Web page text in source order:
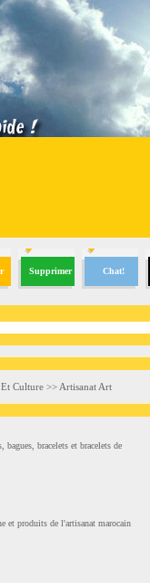
Supprimer Chat!
Culture>> Artisanat Art
bracelets et bracelets de
et produits de l'artisanat marocain